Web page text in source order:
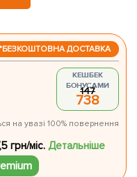
ДОСТАВКА
КЕШБЕК
БОНУСАМИ
147
738
на увазі 100% повернення
грн/міс.Детальніше